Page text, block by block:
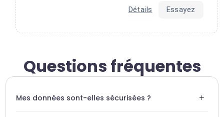
Détails Essayez
Questions fréquentes
Mes données sont-elles sécurisées ? +